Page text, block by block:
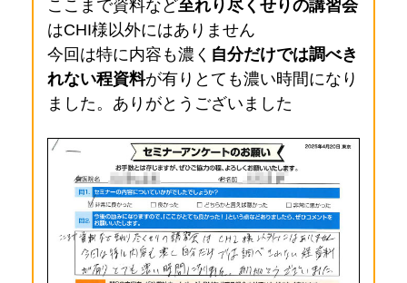
ここまで資料など至れり尽くせりの講習会
はCHI様以外にはありません
今回は特に内容も濃く 自分だけでは調べき
れない程資料が有りとても濃い時間になり
ました。ありがとうございました